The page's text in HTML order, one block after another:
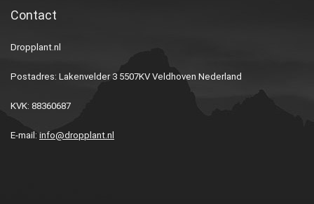
Contact
Dropplant.nl
Postadres: Lakenvelder 3 5507KV Veldhoven Nederland
KVK: 88360687
E-mail: info@dropplant.nl